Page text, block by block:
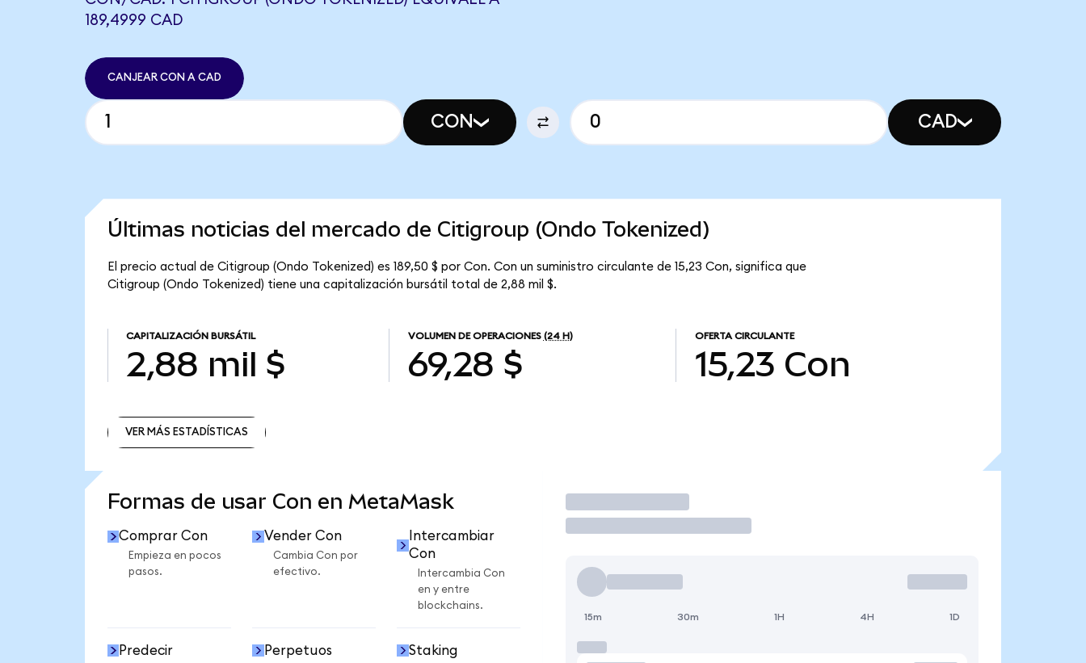
189,4999 CAD
CANJEAR CON A CAD
CON CAD
Últimas noticias del mercado de Citigroup (Ondo Tokenized)
El precio actual de Citigroup (Ondo Tokenized) es 189,50 $ por Con. Con un suministro circulante de 15,23 Con, significa que
Citigroup (Ondo Tokenized) tiene una capitalización bursátil total de 2,88 mil $.
CAPITALIZACIÓN BURSÁTIL
2,88 mil $
VOLUMEN DE OPERACIONES (24 H)
69,28 $
OFERTA CIRCULANTE
15,23 Con
VER MÁS ESTADÍSTICAS
Formas de usar Con en MetaMask
Comprar Con
Empieza en pocos
pasos.
Vender Con
Cambia Con por
efectivo.
Intercambiar
Con
Intercambia Con
en y entre
blockchains.
Predecir Perpetuos Staking
Operar
15m 30m 1H 4H 1D